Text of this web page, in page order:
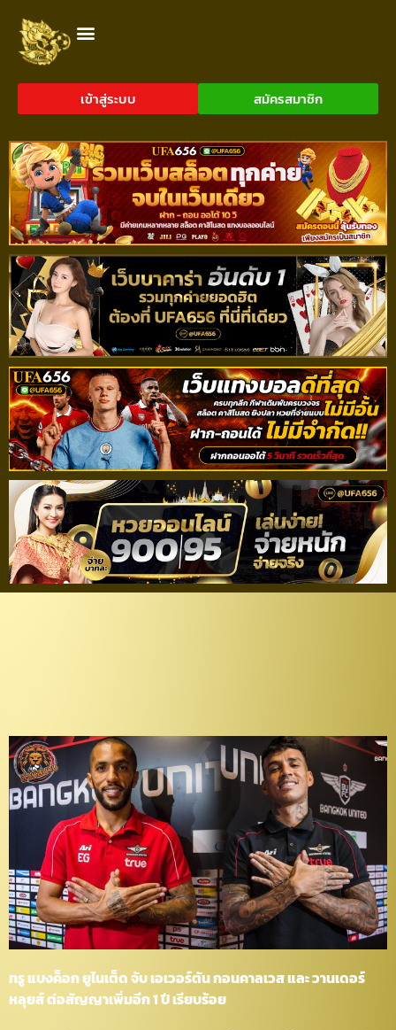
เข้าสู่ระบบ สมัครสมาชิก
ทรู แบงค็อก ยูไนเต็ด จับ เอเวอร์ตัน กอนคาลเวส และ วานเดอร์
หลุยส์ ต่อสัญญาเพิ่มอีก 1 ปี เรียบร้อย